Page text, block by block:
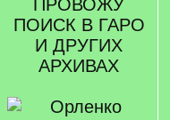
ПРОВОЖУ
ПОИСК В ГАРО
И ДРУГИХ
АРХИВАХ